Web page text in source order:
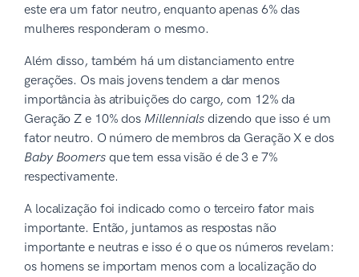
este era um fator neutro, enquanto apenas 6% das
mulheres responderam o mesmo.
Além disso, também há um distanciamento entre
gerações. Os mais jovens tendem a dar menos
importância às atribuições do cargo, com 12% da
Geração Z e 10% dos Millennialsdizendo que isso é um
fator neutro. O número de membros da Geração X e dos
Baby Boomersque tem essa visão é de 3 e 7%
respectivamente.
A localização foi indicado como o terceiro fator mais
importante. Então, juntamos as respostas não
importante e neutras e isso é o que os números revelam:
os homens se importam menos com a localização do